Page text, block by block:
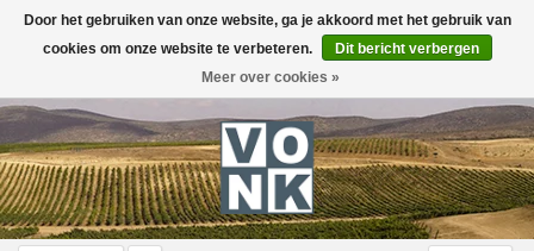
Toggle
navigation
Door het gebruiken van onze website, ga je akkoord met het gebruik van
cookies om onze website te verbeteren.
Dit bericht verbergen
Meer over cookies »